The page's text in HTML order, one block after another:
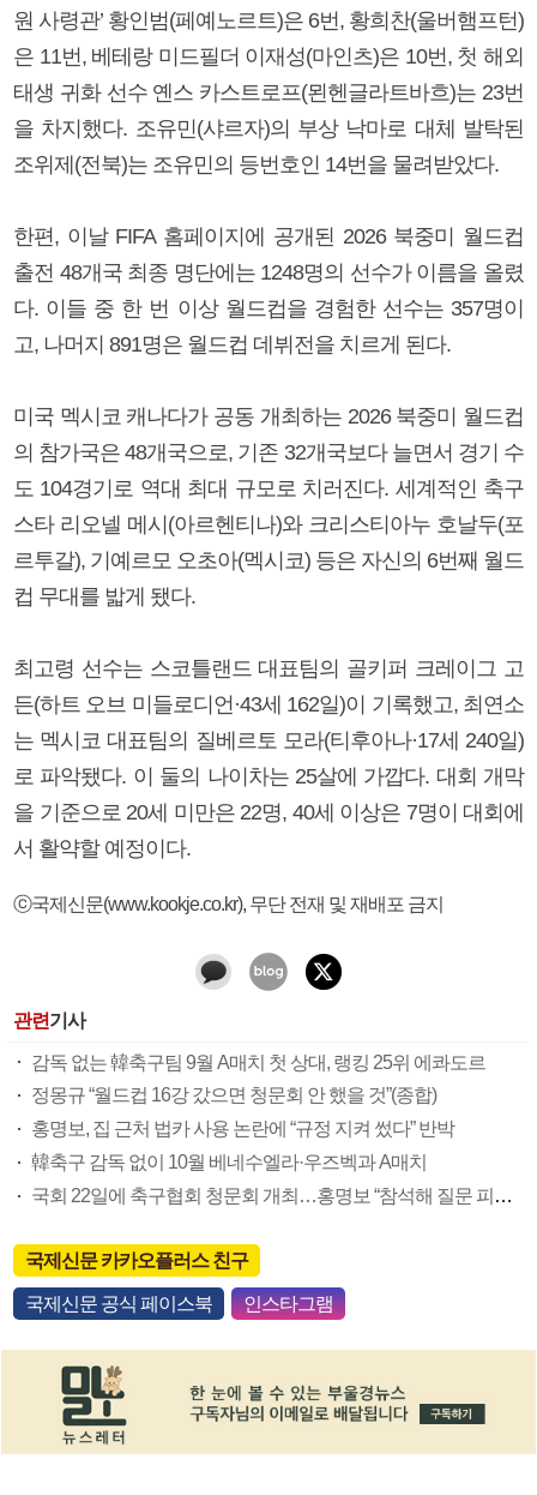
원 사령관’ 황인범(페예노르트)은 6번, 황희찬(울버햄프턴)
은 11번, 베테랑 미드필더 이재성(마인츠)은 10번, 첫 해외
태생 귀화 선수 옌스 카스트로프(묀헨글라트바흐)는 23번
을 차지했다. 조유민(샤르자)의 부상 낙마로 대체 발탁된
조위제(전북)는 조유민의 등번호인 14번을 물려받았다.
한편, 이날 FIFA 홈페이지에 공개된 2026 북중미 월드컵
출전 48개국 최종 명단에는 1248명의 선수가 이름을 올렸
다. 이들 중 한 번 이상 월드컵을 경험한 선수는 357명이
고, 나머지 891명은 월드컵 데뷔전을 치르게 된다.
미국 멕시코 캐나다가 공동 개최하는 2026 북중미 월드컵
의 참가국은 48개국으로, 기존 32개국보다 늘면서 경기 수
도 104경기로 역대 최대 규모로 치러진다. 세계적인 축구
스타 리오넬 메시(아르헨티나)와 크리스티아누 호날두(포
르투갈), 기예르모 오초아(멕시코) 등은 자신의 6번째 월드
컵 무대를 밟게 됐다.
최고령 선수는 스코틀랜드 대표팀의 골키퍼 크레이그 고
든(하트 오브 미들로디언·43세 162일)이 기록했고, 최연소
는 멕시코 대표팀의 질베르토 모라(티후아나·17세 240일)
로 파악됐다. 이 둘의 나이차는 25살에 가깝다. 대회 개막
을 기준으로 20세 미만은 22명, 40세 이상은 7명이 대회에
서 활약할 예정이다.
ⓒ국제신문(www.kookje.co.kr), 무단 전재 및 재배포 금지
관련기사
감독 없는 韓축구팀 9월 A매치 첫 상대, 랭킹 25위 에콰도르
정몽규 “월드컵 16강 갔으면 청문회 안 했을 것”(종합)
홍명보, 집 근처 법카 사용 논란에 “규정 지켜 썼다” 반박
韓축구 감독 없이 10월 베네수엘라·우즈벡과 A매치
국회 22일에 축구협회 청문회 개최…홍명보 “참석해 질문 피하지 않겠다”(종합)
국제신문 카카오플러스 친구
국제신문 공식 페이스북 인스타그램